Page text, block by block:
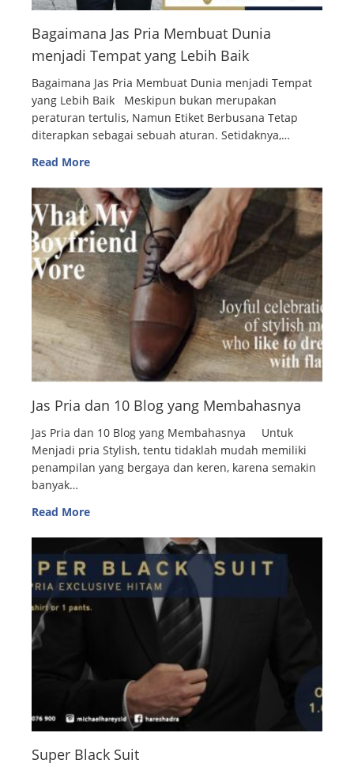
Bagaimana Jas Pria Membuat Dunia
menjadi Tempat yang Lebih Baik
Bagaimana Jas Pria Membuat Dunia menjadi Tempat
yang Lebih Baik Meskipun bukan merupakan
peraturan tertulis, Namun Etiket Berbusana Tetap
diterapkan sebagai sebuah aturan. Setidaknya,…
Read More
Jas Pria dan 10 Blog yang Membahasnya
Jas Pria dan 10 Blog yang Membahasnya Untuk
Menjadi pria Stylish, tentu tidaklah mudah memiliki
penampilan yang bergaya dan keren, karena semakin
banyak…
Read More
Super Black Suit